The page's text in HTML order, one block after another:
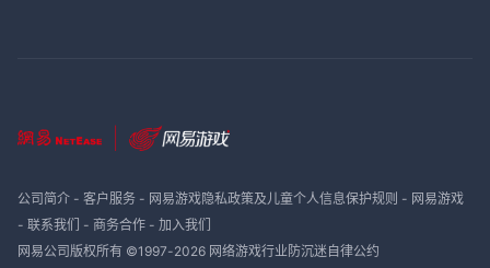
公司简介- 客户服务- 网易游戏隐私政策及儿童个人信息保护规则 - 网易游戏
- 联系我们 - 商务合作- 加入我们
网易公司版权所有 ©1997-2026 网络游戏行业防沉迷自律公约